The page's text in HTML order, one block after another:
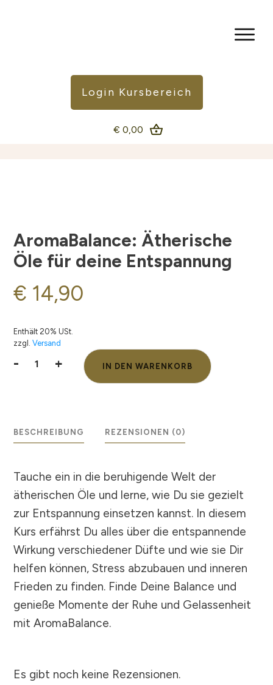
Login Kursbereich
€ 0,00
AromaBalance: Ätherische
Öle für deine Entspannung
€ 14,90
Enthält 20% USt.
zzgl. Versand
-AromaBalance:
deine
Entspannung
+ IN DEN WARENKORB
BESCHREIBUNG REZENSIONEN (0)
Tauche ein in die beruhigende Welt der
ätherischen Öle und lerne, wie Du sie gezielt
zur Entspannung einsetzen kannst. In diesem
Kurs erfährst Du alles über die entspannende
Wirkung verschiedener Düfte und wie sie Dir
helfen können, Stress abzubauen und inneren
Frieden zu finden. Finde Deine Balance und
genieße Momente der Ruhe und Gelassenheit
mit AromaBalance.
Es gibt noch keine Rezensionen.